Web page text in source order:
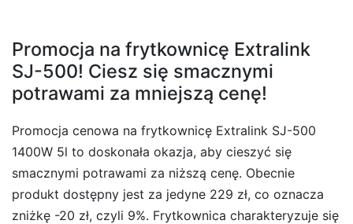
Promocja na frytkownicę Extralink
SJ-500! Ciesz się smacznymi
potrawami za mniejszą cenę!
Promocja cenowa na frytkownicę Extralink SJ-500
1400W 5l to doskonała okazja, aby cieszyć się
smacznymi potrawami za niższą cenę. Obecnie
produkt dostępny jest za jedyne 229 zł, co oznacza
zniżkę -20 zł, czyli 9%. Frytkownica charakteryzuje się